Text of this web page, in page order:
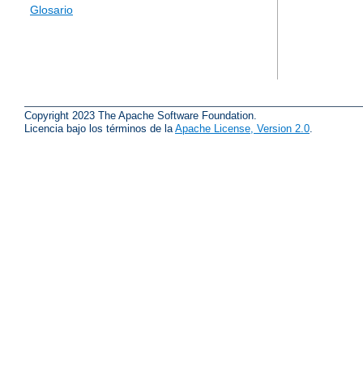
Glosario
Copyright 2023 The Apache Software Foundation.
Licencia bajo los términos de la Apache License, Version 2.0